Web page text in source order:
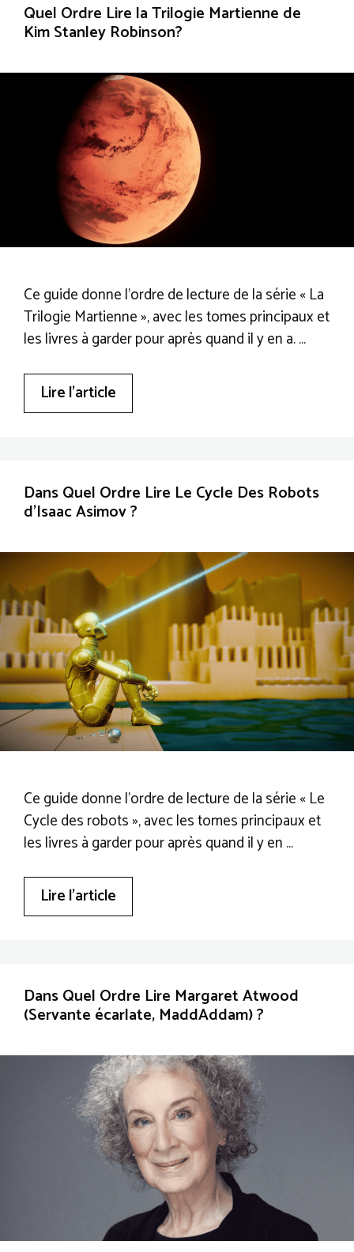
Quel Ordre Lire la Trilogie Martienne de
Kim Stanley Robinson?
Ce guide donne l’ordre de lecture de la série « La
Trilogie Martienne », avec les tomes principaux et
les livres à garder pour après quand il y en a. …
Lire l’article
Dans Quel Ordre Lire Le Cycle Des Robots
d’Isaac Asimov ?
Ce guide donne l’ordre de lecture de la série « Le
Cycle des robots », avec les tomes principaux et
les livres à garder pour après quand il y en …
Lire l’article
Dans Quel Ordre Lire Margaret Atwood
(Servante écarlate, MaddAddam) ?